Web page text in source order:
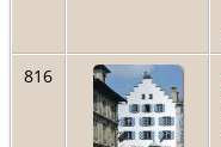
816